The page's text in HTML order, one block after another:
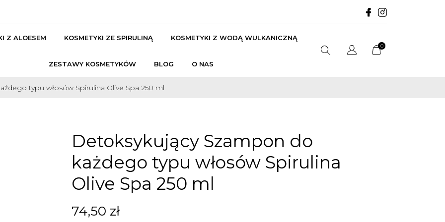
Z ALOESEM KOSMETYKI ZE SPIRULINĄ KOSMETYKI Z WODĄ WULKANICZNĄ
ZESTAWY KOSMETYKÓW BLOG O NAS
0
typu włosów Spirulina Olive Spa 250 ml
Detoksykujący Szampon do
każdego typu włosów Spirulina
Olive Spa 250 ml
74,50 zł